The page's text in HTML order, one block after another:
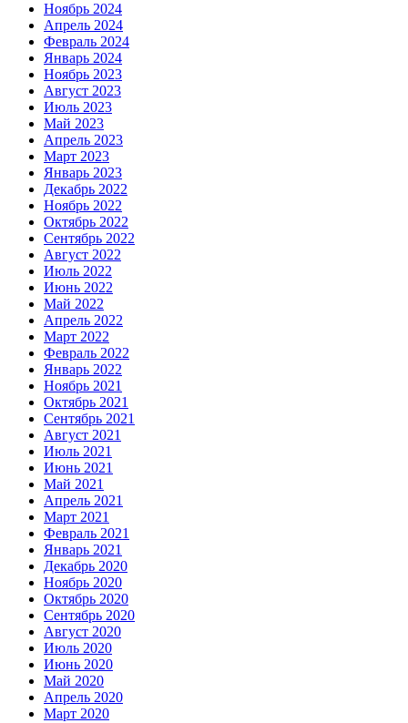
Ноябрь 2024
Апрель 2024
Февраль 2024
Январь 2024
Ноябрь 2023
Август 2023
Июль 2023
Май 2023
Апрель 2023
Март 2023
Январь 2023
Декабрь 2022
Ноябрь 2022
Октябрь 2022
Сентябрь 2022
Август 2022
Июль 2022
Июнь 2022
Май 2022
Апрель 2022
Март 2022
Февраль 2022
Январь 2022
Ноябрь 2021
Октябрь 2021
Сентябрь 2021
Август 2021
Июль 2021
Июнь 2021
Май 2021
Апрель 2021
Март 2021
Февраль 2021
Январь 2021
Декабрь 2020
Ноябрь 2020
Октябрь 2020
Сентябрь 2020
Август 2020
Июль 2020
Июнь 2020
Май 2020
Апрель 2020
Март 2020